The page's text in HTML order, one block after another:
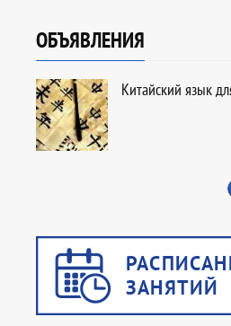
ОБЪЯВЛЕНИЯ
Китайский язык